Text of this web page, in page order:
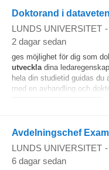
Doktorand i
LUNDS UNIVERSITET -
2 dagar sedan
ges möjlighet för dig som
utveckladina
hela din studietid guidas du
med en avhandling och
Avdelningschef
LUNDS UNIVERSITET -
6 dagar sedan